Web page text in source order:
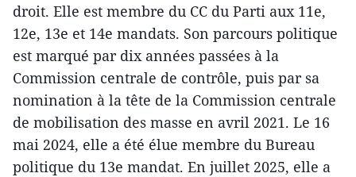
droit. Elle est membre du CC du Parti aux 11e,
12e, 13e et 14e mandats. Son parcours politique
est marqué par dix années passées à la
Commission centrale de contrôle, puis par sa
nomination à la tête de la Commission centrale
de mobilisation des masse en avril 2021. Le 16
mai 2024, elle a été élue membre du Bureau
politique du 13e mandat. En juillet 2025, elle a